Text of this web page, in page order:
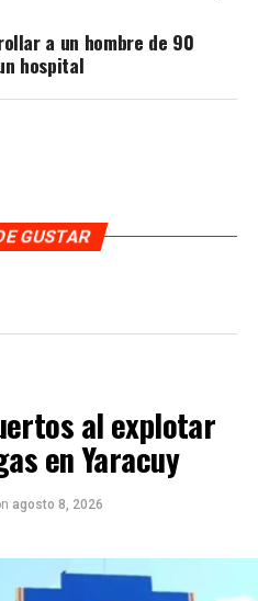
a un hombre de 90
hospital
GUSTAR
al explotar
en Yaracuy
agosto 8, 2026